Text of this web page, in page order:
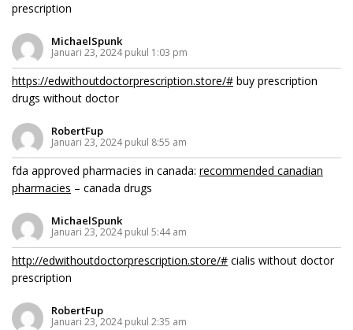
prescription
MichaelSpunk
Januari 23, 2024 pukul 1:03 pm
https://edwithoutdoctorprescription.store/# buy prescription
drugs without doctor
RobertFup
Januari 23, 2024 pukul 8:55 am
fda approved pharmacies in canada: recommended canadian
pharmacies – canada drugs
MichaelSpunk
Januari 23, 2024 pukul 5:44 am
http://edwithoutdoctorprescription.store/# cialis without doctor
prescription
RobertFup
Januari 23, 2024 pukul 2:35 am